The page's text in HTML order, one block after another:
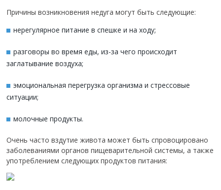
Причины возникновения недуга могут быть следующие:
нерегулярное питание в спешке и на ходу;
разговоры во время еды, из-за чего происходит
заглатывание воздуха;
эмоциональная перегрузка организма и стрессовые
ситуации;
молочные продукты.
Очень часто вздутие живота может быть спровоцировано
заболеваниями органов пищеварительной системы, а также
употреблением следующих продуктов питания: